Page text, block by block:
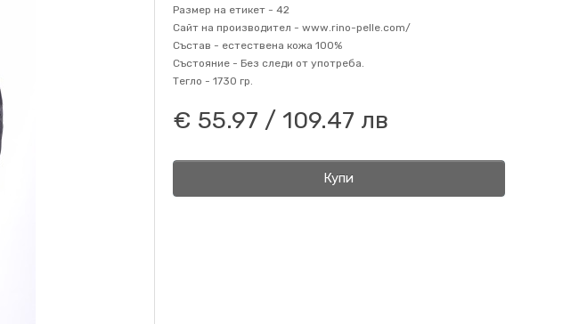
Размер на етикет - 42
Сайт на производител - www.rino-pelle.com/
Състав - естествена кожа 100%
Състояние - Без следи от употреба.
Тегло - 1730 гр.
€ 55.97 / 109.47 лв
Купи